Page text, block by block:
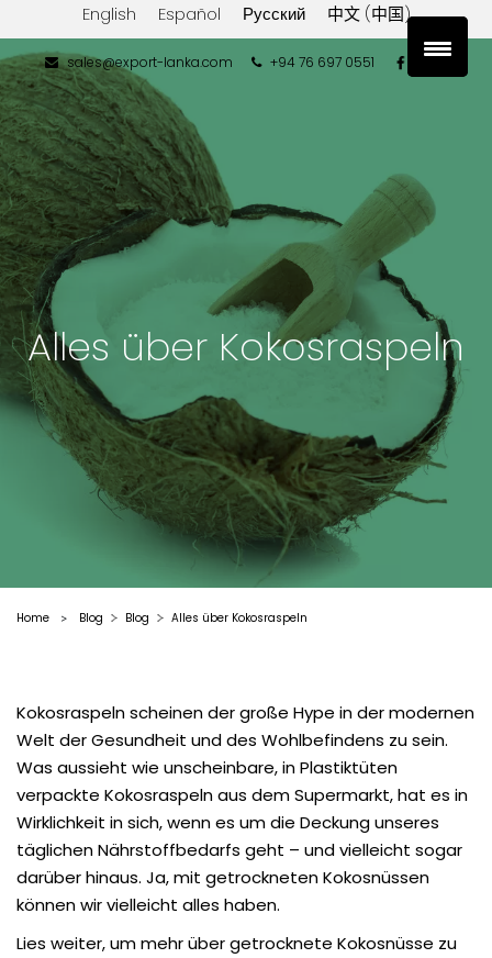
English Español Русский 中文 (中国)
sales@export-lanka.com +94 76 697 0551
Alles über Kokosraspeln
Home > Blog Blog Alles über Kokosraspeln
Kokosraspeln scheinen der große Hype in der modernen
Welt der Gesundheit und des Wohlbefindens zu sein.
Was aussieht wie unscheinbare, in Plastiktüten
verpackte Kokosraspeln aus dem Supermarkt, hat es in
Wirklichkeit in sich, wenn es um die Deckung unseres
täglichen Nährstoffbedarfs geht – und vielleicht sogar
darüber hinaus. Ja, mit getrockneten Kokosnüssen
können wir vielleicht alles haben.
Lies weiter, um mehr über getrocknete Kokosnüsse zu